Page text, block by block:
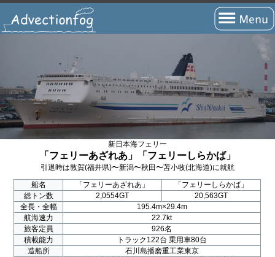
フェリーの旅とは？
フェリーの航路
瀬戸内海航路
九州・四国(太平洋)航路
沖縄・離島航路
国際航路
海外航路
新日本海フェリー
「フェリーあざれあ」「フェリーしらかば」
引退時は敦賀(福井県)〜新潟〜秋田〜苫小牧(北海道)に就航
船名
「フェリーあざれあ」
「フェリーしらかば」
総トン数
2,0554GT
20,563GT
全長・全幅
195.4m×29.4m
航海速力
22.7kt
旅客定員
926名
積載能力
トラック122台 乗用車80台
造船所
石川島播磨重工業東京